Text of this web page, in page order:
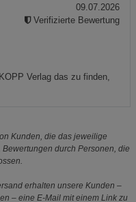
Verlag das zu finden,
09.07.2026
Verifizierte Bewertung
Kunden, die das jeweilige
durch Personen, die
erhalten unsere Kunden –
– eine E-Mail mit einem Link zu